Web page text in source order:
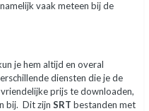
vaak meteen bij de
je hem altijd en overal
diensten die je de
prijs te downloaden,
bij. Dit zijn SRT bestanden met